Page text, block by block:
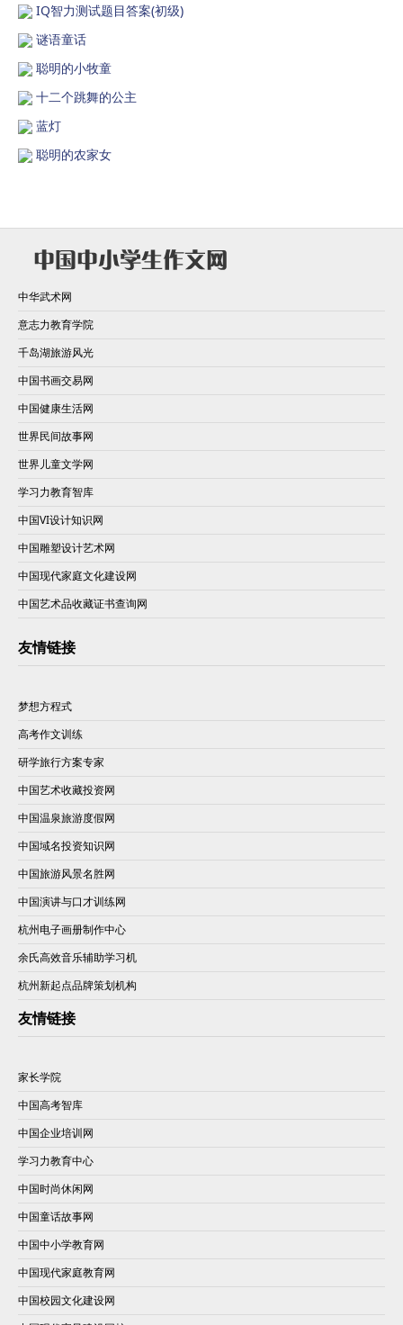
IQ智力测试题目答案(初级)
谜语童话
聪明的小牧童
十二个跳舞的公主
蓝灯
聪明的农家女
中华武术网
意志力教育学院
千岛湖旅游风光
中国书画交易网
中国健康生活网
世界民间故事网
世界儿童文学网
学习力教育智库
中国VI设计知识网
中国雕塑设计艺术网
中国现代家庭文化建设网
中国艺术品收藏证书查询网
友情链接
梦想方程式
高考作文训练
研学旅行方案专家
中国艺术收藏投资网
中国温泉旅游度假网
中国域名投资知识网
中国旅游风景名胜网
中国演讲与口才训练网
杭州电子画册制作中心
余氏高效音乐辅助学习机
杭州新起点品牌策划机构
友情链接
家长学院
中国高考智库
中国企业培训网
学习力教育中心
中国时尚休闲网
中国童话故事网
中国中小学教育网
中国现代家庭教育网
中国校园文化建设网